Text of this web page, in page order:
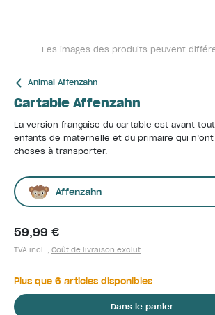
Les images des produits peuvent
Animal Affenzahn
Cartable Affenzahn
La version française du cartable est avant
enfants de maternelle et du primaire qui
choses à transporter.
Affenzahn
59,99 €
TVA incl. , Coût de livraison exclut
Plus que 6 articles disponibles
Dans le panier